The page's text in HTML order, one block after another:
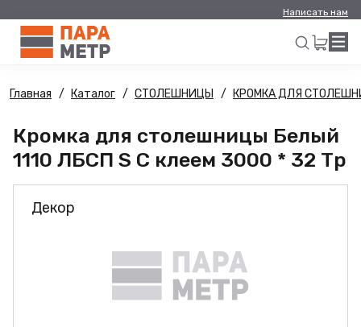
Написать нам
Искать
Главная Каталог СТОЛЕШНИЦЫ КРОМКА ДЛЯ
Кромка для столешницы Белый
1110 ЛБСП S С клеем 3000 * 32 Тр
Декор